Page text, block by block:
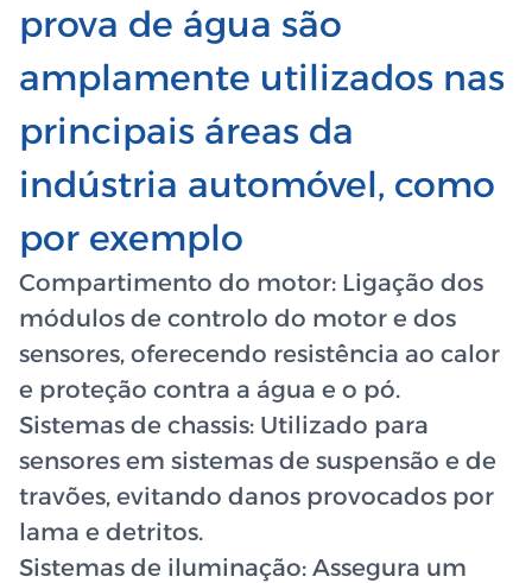
prova de água são
amplamente utilizados nas
principais áreas da
indústria automóvel, como
por exemplo
Compartimento do motor: Ligação dos
módulos de controlo do motor e dos
sensores, oferecendo resistência ao calor
e proteção contra a água e o pó.
Sistemas de chassis: Utilizado para
sensores em sistemas de suspensão e de
travões, evitando danos provocados por
lama e detritos.
Sistemas de iluminação: Assegura um